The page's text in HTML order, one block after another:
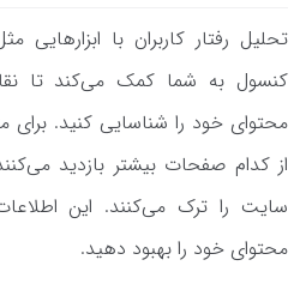
تحلیل رفتار کاربران با
کنسول به شما کمک می‌کند تا
محتوای خود را شناسایی کنید. برای
از کدام صفحات بیشتر بازدید
سایت را ترک می‌کنند. این
محتوای خود را بهبود دهید.